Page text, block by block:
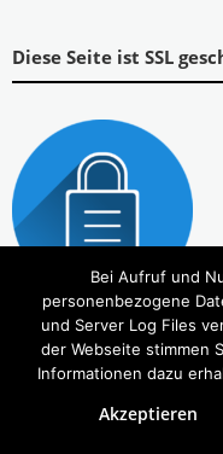
Diese Seite ist SSL
Copyright © 2026Tierbedarf – bvl-Shop
Bei Aufruf und
personenbezogene
und Server Log Files
der Webseite stimmen
Informationen dazu
Akzeptieren